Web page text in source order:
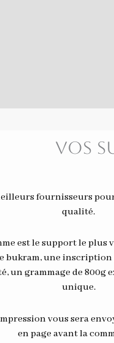
Vos
fournisseurs
qualité.
est le support le plus
bukram, une inscription
un grammage de
unique.
vous sera
en page avant la